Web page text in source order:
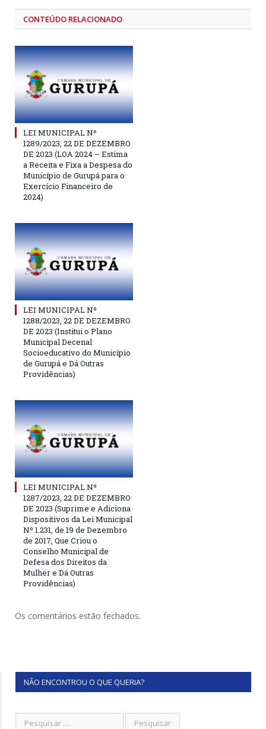
CONTEÚDO RELACIONADO
LEI MUNICIPAL Nº
1289/2023, 22 DE DEZEMBRO
DE 2023 (LOA 2024 – Estima
a Receita e Fixa a Despesa do
Município de Gurupá para o
Exercício Financeiro de
2024)
LEI MUNICIPAL Nº
1288/2023, 22 DE DEZEMBRO
DE 2023 (Institui o Plano
Municipal Decenal
Socioeducativo do Município
de Gurupá e Dá Outras
Providências)
LEI MUNICIPAL Nº
1287/2023, 22 DE DEZEMBRO
DE 2023 (Suprime e Adiciona
Dispositivos da Lei Municipal
Nº 1.231, de 19 de Dezembro
de 2017, Que Criou o
Conselho Municipal de
Defesa dos Direitos da
Mulher e Dá Outras
Providências)
Os comentários estão fechados.
NÃO ENCONTROU O QUE QUERIA?